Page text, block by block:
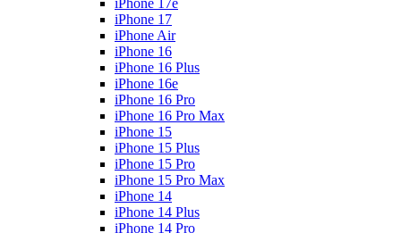
iPhone 17e
iPhone 17
iPhone Air
iPhone 16
iPhone 16 Plus
iPhone 16e
iPhone 16 Pro
iPhone 16 Pro Max
iPhone 15
iPhone 15 Plus
iPhone 15 Pro
iPhone 15 Pro Max
iPhone 14
iPhone 14 Plus
iPhone 14 Pro